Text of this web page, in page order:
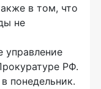
в том, что
не
управление
РФ.
понедельник.